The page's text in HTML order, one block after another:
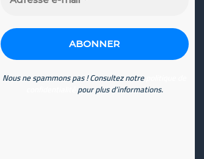
Nous ne spammons pas ! Consultez notre
pour plus d’informations.